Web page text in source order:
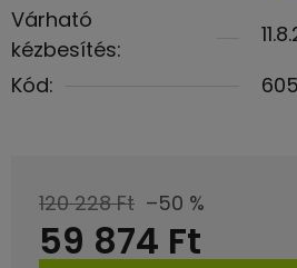
Várható
kézbesítés:
Kód:
120 228 Ft –50 %
59 874 Ft